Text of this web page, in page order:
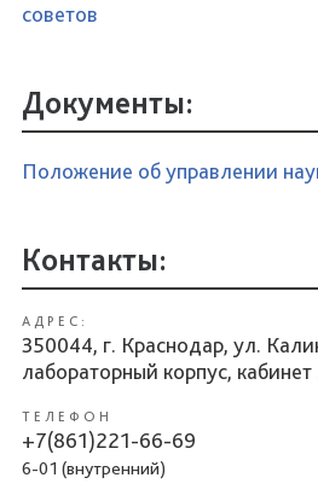
советов
Документы:
Положение об управлении
Контакты:
АДРЕС:
350044, г. Краснодар, ул.
лабораторный корпус, кабинет
ТЕЛЕФОН
+7(861)221-66-69
6-01 (внутренний)